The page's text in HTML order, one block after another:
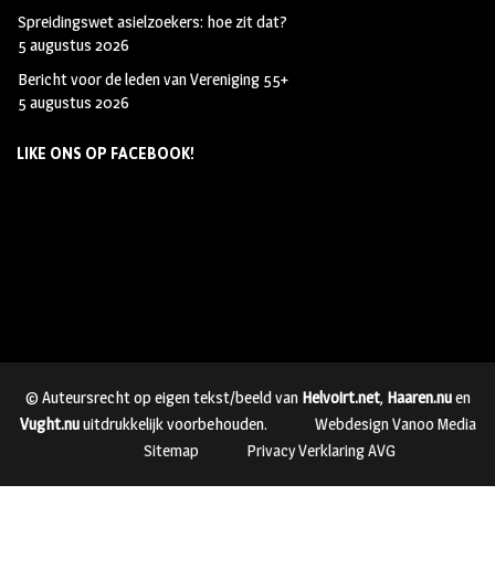
Spreidingswet asielzoekers: hoe zit dat?
5 augustus 2026
Bericht voor de leden van Vereniging 55+
5 augustus 2026
LIKE ONS OP FACEBOOK!
© Auteursrecht op eigen tekst/beeld van Helvoirt.net, Haaren.nuen
Vught.nuuitdrukkelijk voorbehouden.
Webdesign Vanoo Media
Sitemap
Privacy Verklaring AVG